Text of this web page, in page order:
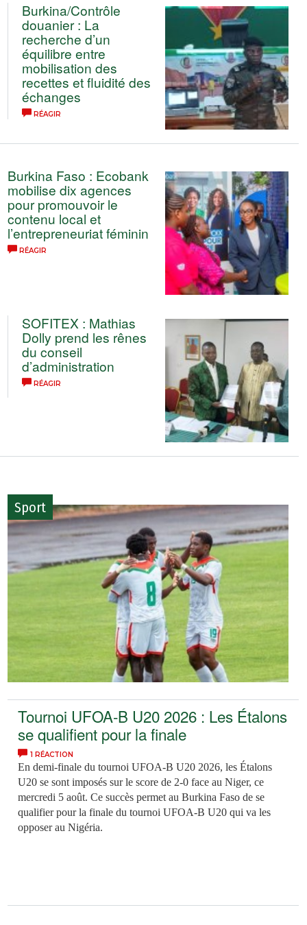
Burkina/Contrôle
douanier : La
recherche d’un
équilibre entre
mobilisation des
recettes et fluidité des
échanges
RÉAGIR
Burkina Faso : Ecobank
mobilise dix agences
pour promouvoir le
contenu local et
l’entrepreneuriat féminin
RÉAGIR
SOFITEX : Mathias
Dolly prend les rênes
du conseil
d’administration
RÉAGIR
Sport
Tournoi UFOA-B U20 2026 : Les Étalons
se qualifient pour la finale
1 RÉACTION
En demi-finale du tournoi UFOA-B U20 2026, les Étalons
U20 se sont imposés sur le score de 2-0 face au Niger, ce
mercredi 5 août. Ce succès permet au Burkina Faso de se
qualifier pour la finale du tournoi UFOA-B U20 qui va les
opposer au Nigéria.